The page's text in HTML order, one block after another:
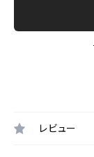
レビュー